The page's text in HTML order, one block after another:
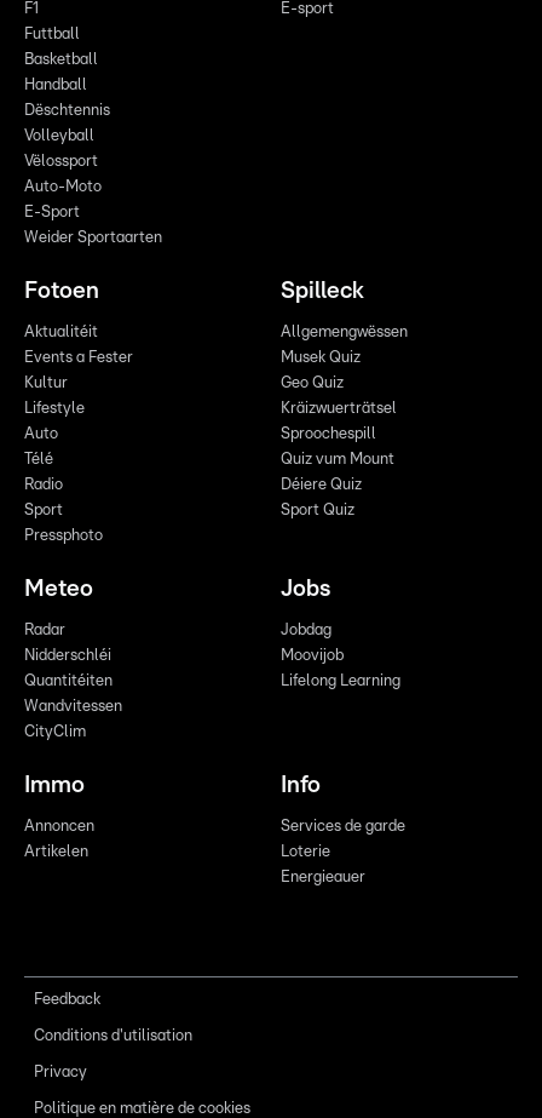
F1
Futtball
Basketball
Handball
Dëschtennis
Volleyball
Vëlossport
Auto-Moto
E-Sport
Weider Sportaarten
E-sport
Fotoen
Aktualitéit
Events a Fester
Kultur
Lifestyle
Auto
Télé
Radio
Sport
Pressphoto
Spilleck
Allgemengwëssen
Musek Quiz
Geo Quiz
Kräizwuerträtsel
Sproochespill
Quiz vum Mount
Déiere Quiz
Sport Quiz
Meteo
Radar
Nidderschléi
Quantitéiten
Wandvitessen
CityClim
Jobs
Jobdag
Moovijob
Lifelong Learning
Immo
Annoncen
Artikelen
Info
Services de garde
Loterie
Energieauer
Feedback
Conditions d'utilisation
Privacy
Politique en matière de cookies